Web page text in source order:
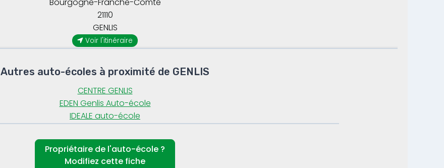
GENLIS
Bourgogne-Franche-Comté
21110
Voir l'itinéraire
Autres auto-écoles à proximité de GENLIS
CENTRE GENLIS
EDEN Genlis Auto-école
IDEALE auto-école
Propriétaire de l'auto-école ?
Modifiez cette fiche